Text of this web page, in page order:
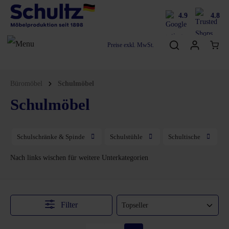
4.9 4.8
Preise exkl. MwSt.
Büromöbel Schulmöbel
Schulmöbel
Schulschränke & Spinde Schulstühle Schultische
Nach links wischen für weitere Unterkategorien
Filter